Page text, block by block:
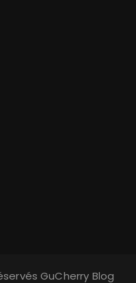
GuCherry Blog